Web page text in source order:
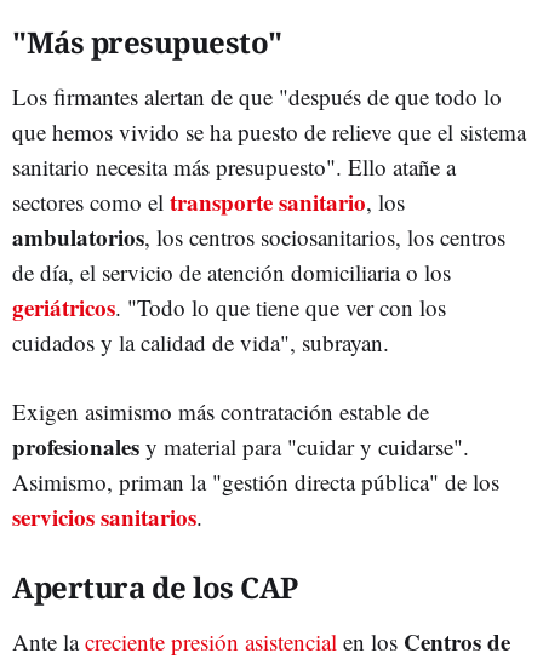
"Más presupuesto"
Los firmantes alertan de que "después de que todo lo
que hemos vivido se ha puesto de relieve que el sistema
sanitario necesita más presupuesto". Ello atañe a
sectores como el transporte sanitario, los
ambulatorios, los centros sociosanitarios, los centros
de día, el servicio de atención domiciliaria o los
geriátricos. "Todo lo que tiene que ver con los
cuidados y la calidad de vida", subrayan.
Exigen asimismo más contratación estable de
profesionales y material para "cuidar y cuidarse".
Asimismo, priman la "gestión directa pública" de los
servicios sanitarios.
Apertura de los CAP
Ante lacreciente presión asistencial en los Centros de